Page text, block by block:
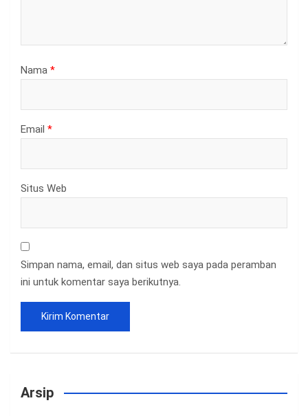
Nama *
Email *
Situs Web
Simpan nama, email, dan situs web saya pada peramban
ini untuk komentar saya berikutnya.
Arsip